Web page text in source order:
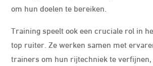
om hun doelen te bereiken.
Training speelt ook een cruciale rol in
top ruiter. Ze werken samen met
trainers om hun rijtechniek te